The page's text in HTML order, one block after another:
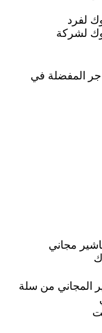
لفرد
لشركة
المفضلة في
مجاني
المجاني من سلة